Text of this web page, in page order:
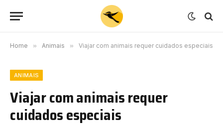
Home » Animais » Viajar com animais requer cuidados especiais
ANIMAIS
Viajar com animais requer
cuidados especiais